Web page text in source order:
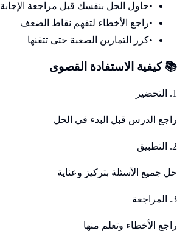
•حاول الحل بنفسك قبل مراجعة الإجابة
•راجع الأخطاء لتفهم نقاط الضعف
•كرر التمارين الصعبة حتى تتقنها
📚 كيفية الاستفادة القصوى
1. التحضير
راجع الدرس قبل البدء في الحل
2. التطبيق
حل جميع الأسئلة بتركيز وعناية
3. المراجعة
راجع الأخطاء وتعلم منها